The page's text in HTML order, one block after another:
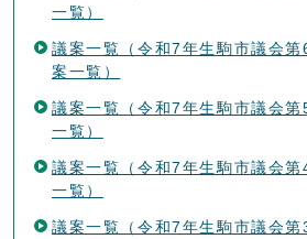
一覧）
議案一覧（令和7年生駒市議会
案一覧）
議案一覧（令和7年生駒市議会
一覧）
議案一覧（令和7年生駒市議会
一覧）
議案一覧（令和7年生駒市議会